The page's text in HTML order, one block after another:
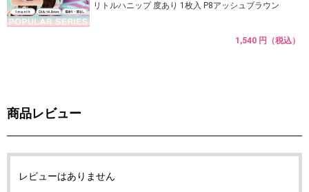
リトルハニップ 度あり 1枚入 P8アッシュブラウン
1,540 円（税込）
商品レビュー
レビューはありません